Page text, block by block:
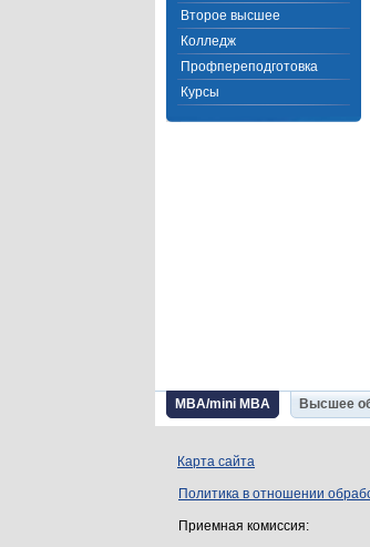
Второе высшее
Колледж
Профпереподготовка
Курсы
MBA/mini MBA Высшее
Карта сайта
Политика в отношении
Приемная комиссия: